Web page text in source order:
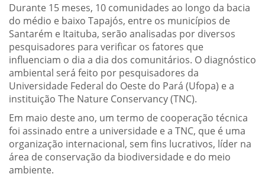
Durante 15 meses, 10 comunidades ao longo da bacia
do médio e baixo Tapajós, entre os municípios de
Santarém e Itaituba, serão analisadas por diversos
pesquisadores para verificar os fatores que
influenciam o dia a dia dos comunitários. O diagnóstico
ambiental será feito por pesquisadores da
Universidade Federal do Oeste do Pará (Ufopa) e a
instituição The Nature Conservancy (TNC).
Em maio deste ano, um termo de cooperação técnica
foi assinado entre a universidade e a TNC, que é uma
organização internacional, sem fins lucrativos, líder na
área de conservação da biodiversidade e do meio
ambiente.